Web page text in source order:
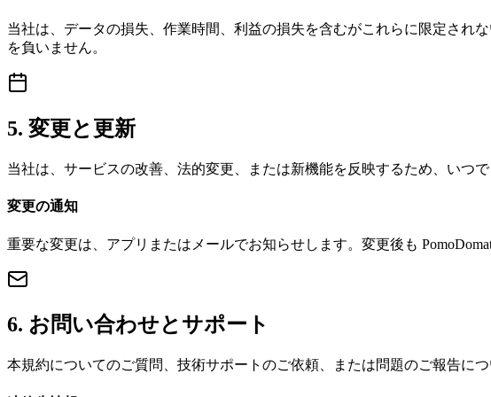
当社は、データの損失、作業時間、利益の損失を含むがこれらに限定され
を負いません。
5. 変更と更新
当社は、サービスの改善、法的変更、または新機能を反映するため、いつ
変更の通知
重要な変更は、アプリまたはメールでお知らせします。変更後も
6. お問い合わせとサポート
本規約についてのご質問、技術サポートのご依頼、または問題のご報告に